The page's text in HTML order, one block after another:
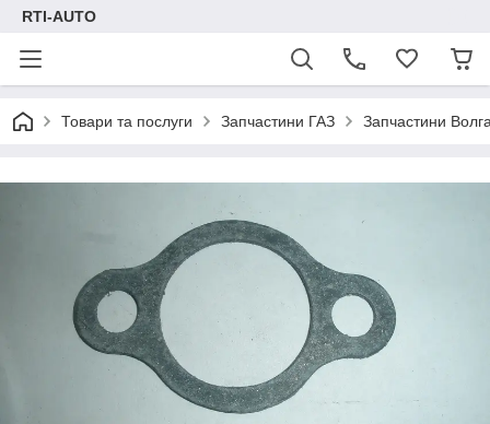
RTI-AUTO
Товари та послуги Запчастини ГАЗ Запчастини